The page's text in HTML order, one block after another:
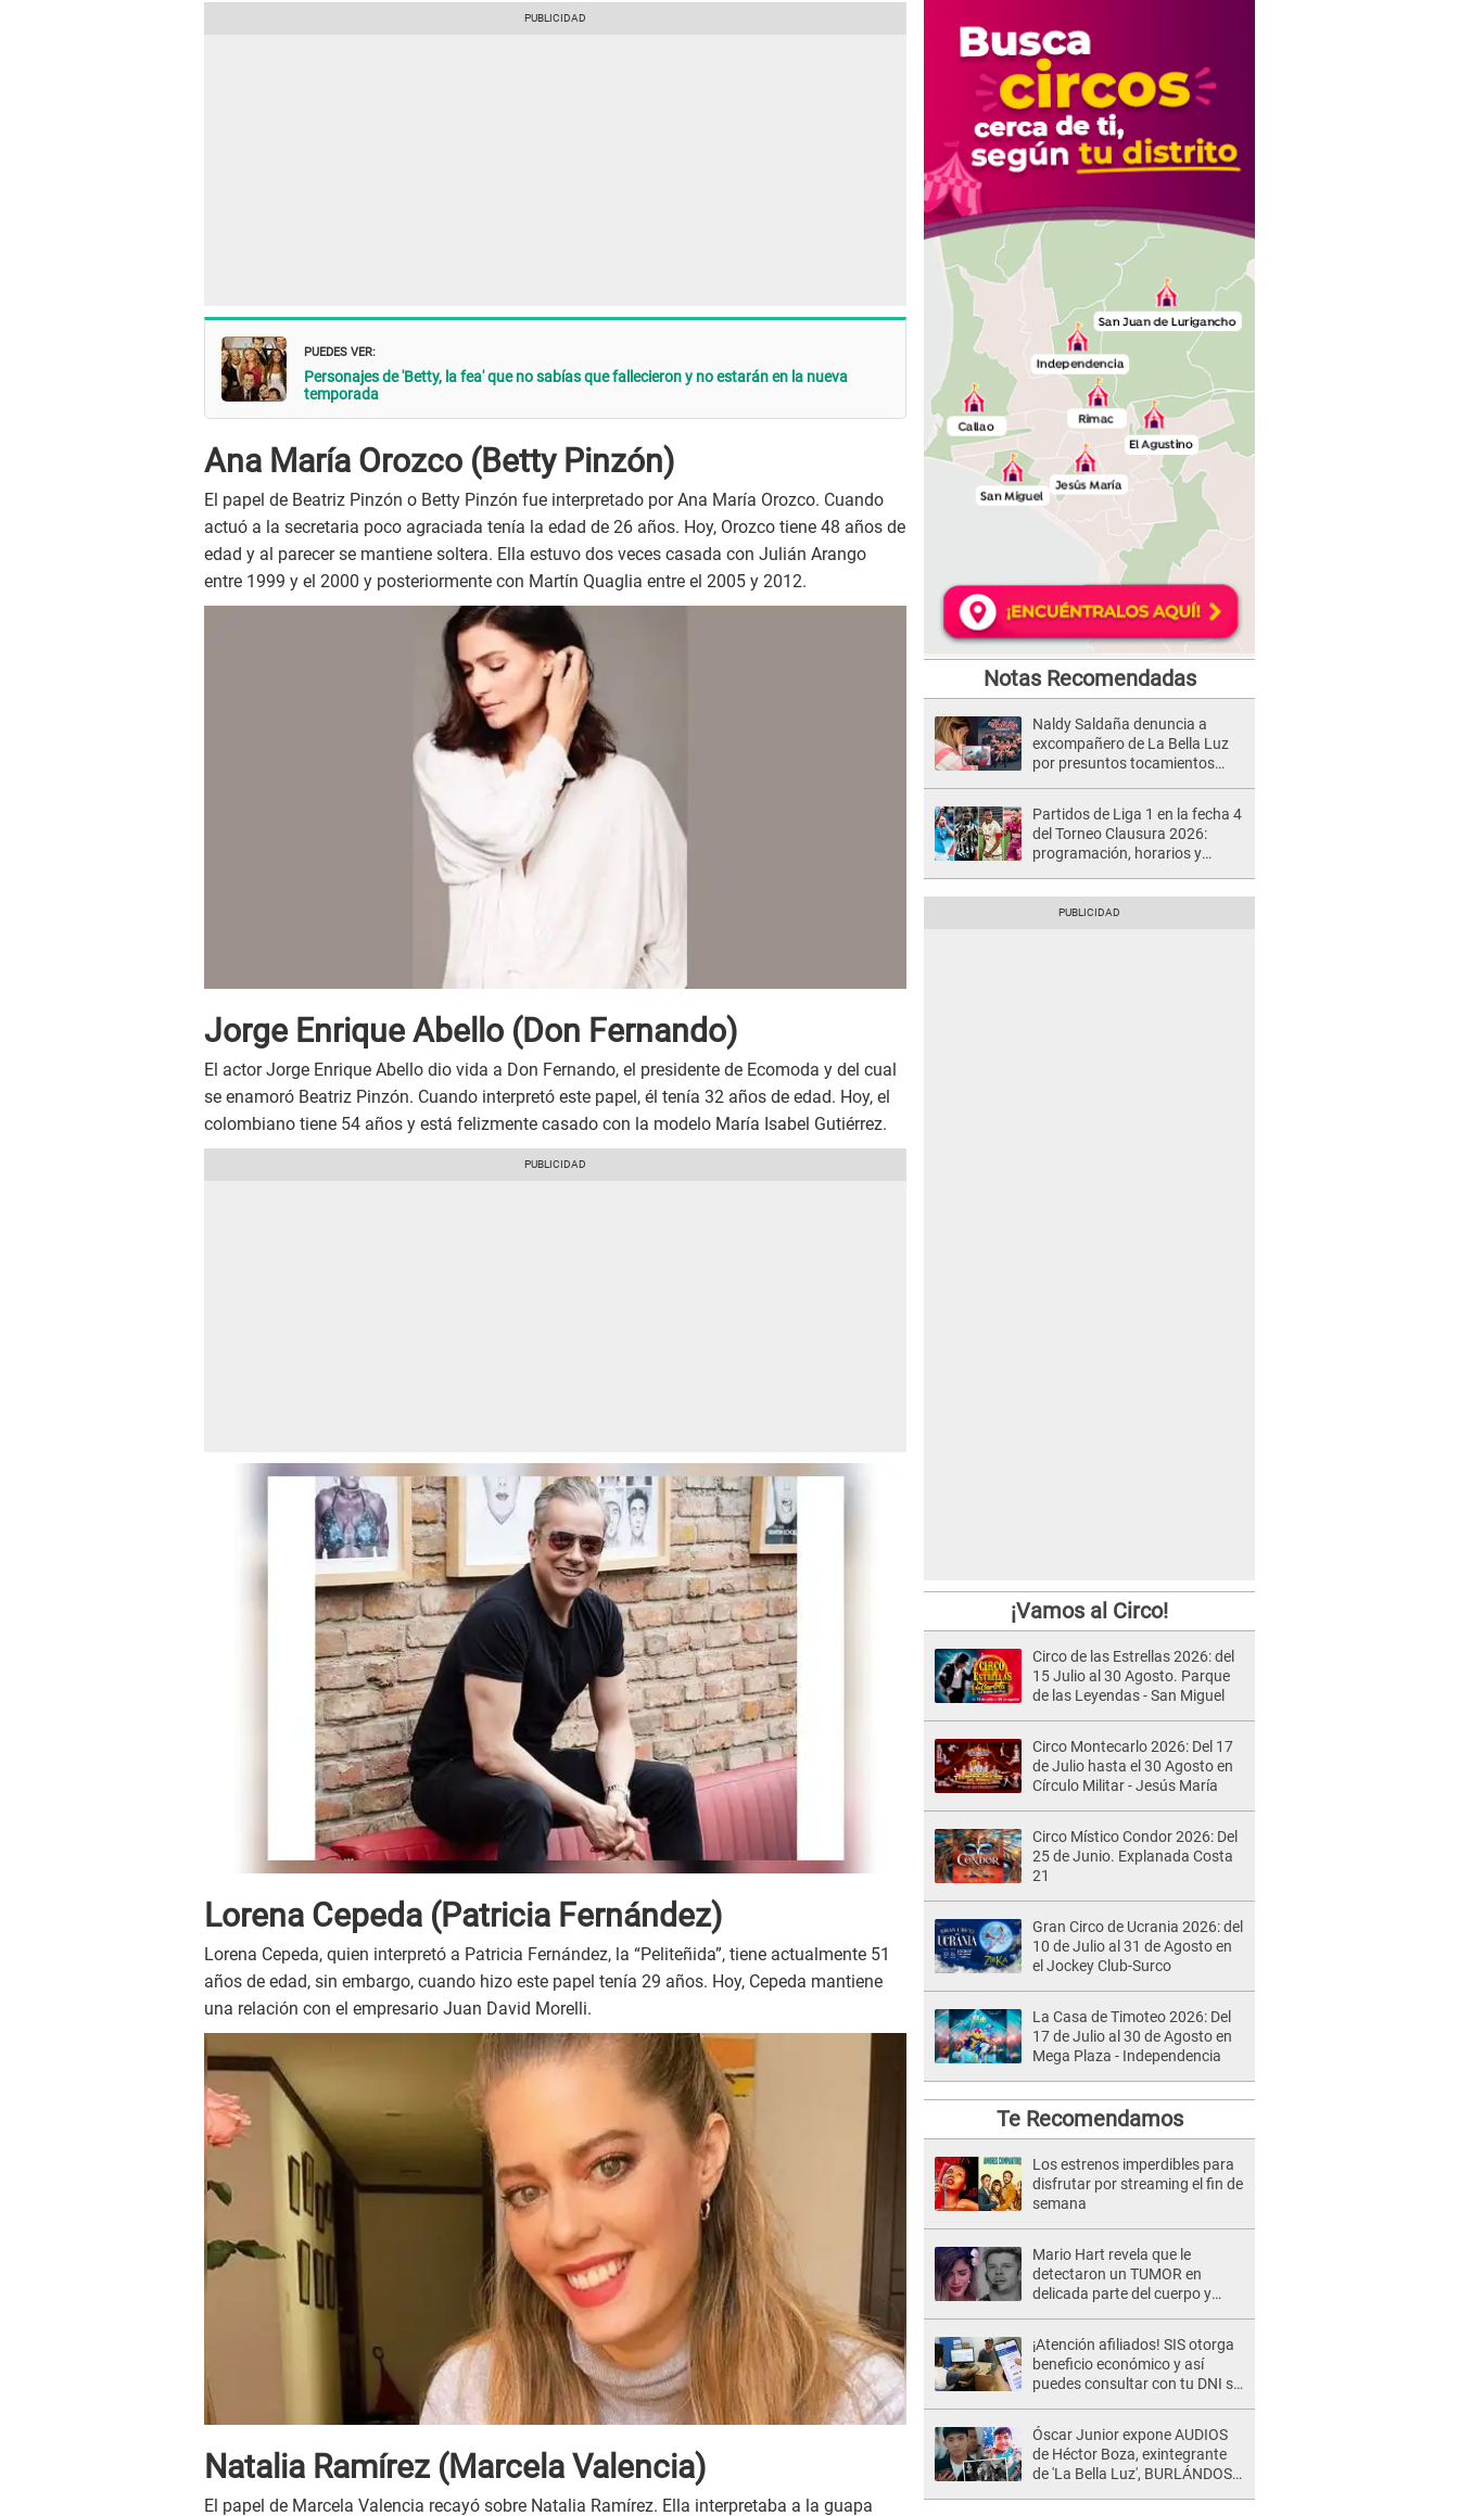
PUEDES VER:
Personajes de 'Betty, la fea' que no sabías que fallecieron y no estarán en la nueva
temporada
Ana María Orozco (Betty Pinzón)
El papel de Beatriz Pinzón o Betty Pinzón fue interpretado por Ana María Orozco. Cuando
actuó a la secretaria poco agraciada tenía la edad de 26 años. Hoy, Orozco tiene 48 años de
edad y al parecer se mantiene soltera. Ella estuvo dos veces casada con Julián Arango
entre 1999 y el 2000 y posteriormente con Martín Quaglia entre el 2005 y 2012.
Jorge Enrique Abello (Don Fernando)
El actor Jorge Enrique Abello dio vida a Don Fernando, el presidente de Ecomoda y del cual
se enamoró Beatriz Pinzón. Cuando interpretó este papel, él tenía 32 años de edad. Hoy, el
colombiano tiene 54 años y está felizmente casado con la modelo María Isabel Gutiérrez.
Lorena Cepeda (Patricia Fernández)
Lorena Cepeda, quien interpretó a Patricia Fernández, la “Peliteñida”, tiene actualmente 51
años de edad, sin embargo, cuando hizo este papel tenía 29 años. Hoy, Cepeda mantiene
una relación con el empresario Juan David Morelli.
Natalia Ramírez (Marcela Valencia)
El papel de Marcela Valencia recayó sobre Natalia Ramírez. Ella interpretaba a la guapa
Notas Recomendadas
Naldy Saldaña denuncia a
excompañero de La Bella Luz
por presuntos tocamientos
Partidos de Liga 1 en la fecha 4
del Torneo Clausura 2026:
programación, horarios y
¡Vamos al Circo!
Circo de las Estrellas 2026: del
15 Julio al 30 Agosto. Parque
de las Leyendas - San Miguel
Circo Montecarlo 2026: Del 17
de Julio hasta el 30 Agosto en
Círculo Militar - Jesús María
Circo Místico Condor 2026: Del
25 de Junio. Explanada Costa
21
Gran Circo de Ucrania 2026: del
10 de Julio al 31 de Agosto en
el Jockey Club-Surco
La Casa de Timoteo 2026: Del
17 de Julio al 30 de Agosto en
Mega Plaza - Independencia
Te Recomendamos
Los estrenos imperdibles para
disfrutar por streaming el fin de
semana
Mario Hart revela que le
detectaron un TUMOR en
delicada parte del cuerpo y
¡Atención afiliados! SIS otorga
beneficio económico y así
puedes consultar con tu DNI si
Óscar Junior expone AUDIOS
de Héctor Boza, exintegrante
de 'La Bella Luz', BURLÁNDOSE